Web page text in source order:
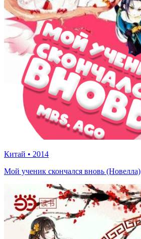
Китай • 2014
Мой ученик скончался вновь (Новелла)